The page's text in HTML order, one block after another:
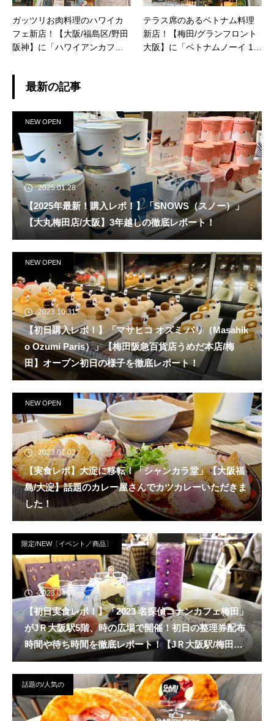
ガッツリお肉料理のハワイカ
フェ新店！【大阪/福島区/野田
阪神】に「ハワイアンカフェ
オープン！
テラス席のあるベトナム料理
新店！【梅田/グランフロント
大阪】に「ベトナムノーイ 12
最新の記事
NEW OPEN
2025.01.28
【2025年最新！購入レポ！】「SNOWS（スノー）」
【大丸梅田店/大阪】3年越しの徹底レポート！
NEW OPEN
2023.10.31
【初日購入レポ！】「マサヒコ オズミ パリ（Masahik
o Ozumi Paris）」【梅田阪急百貨店うめだ本店/梅
田】オープン初日の様子を徹底レポート！
NEW OPEN
2023.07.02
【実食レポ】大淀に移転！「シャンカラ堂」【大阪福
島/大淀】話題のカレー屋さんでカツカレーいただきま
した！
限定/NEW〔イベント／商品〕
2023.04.07
【初日実食レポ！】「2023 名探偵コナンカフェ梅田」
がJＲ大阪駅5階、時の広場で開催！初日の整理券配布
時間や待ち時間を徹底レポート！【JＲ大阪駅/梅田
駅】
話題の/人気の